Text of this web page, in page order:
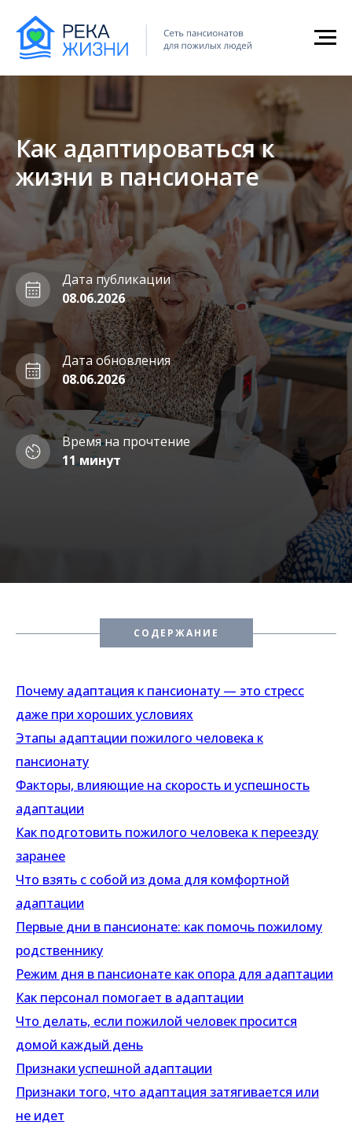
Главная → Блог
Как адаптироваться к жизни в пансионате
Как адаптироваться к
жизни в пансионате
Дата публикации
08.06.2026
Дата обновления
08.06.2026
Время на прочтение
11 минут
СОДЕРЖАНИЕ
Почему адаптация к пансионату — это стресс
даже при хороших условиях
Этапы адаптации пожилого человека к
пансионату
Факторы, влияющие на скорость и успешность
адаптации
Как подготовить пожилого человека к переезду
заранее
Что взять с собой из дома для комфортной
адаптации
Первые дни в пансионате: как помочь пожилому
родственнику
Режим дня в пансионате как опора для адаптации
Как персонал помогает в адаптации
Что делать, если пожилой человек просится
домой каждый день
Признаки успешной адаптации
Признаки того, что адаптация затягивается или
не идет